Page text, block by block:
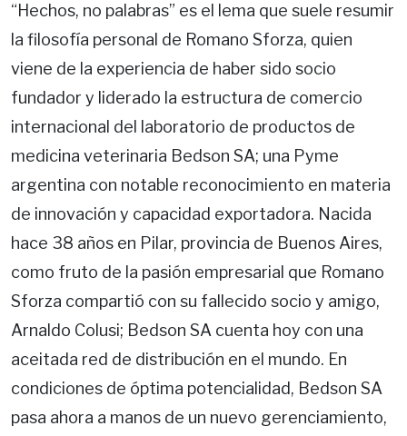
“Hechos, no palabras” es el lema que suele resumir
la filosofía personal de Romano Sforza, quien
viene de la experiencia de haber sido socio
fundador y liderado la estructura de comercio
internacional del laboratorio de productos de
medicina veterinaria Bedson SA; una Pyme
argentina con notable reconocimiento en materia
de innovación y capacidad exportadora. Nacida
hace 38 años en Pilar, provincia de Buenos Aires,
como fruto de la pasión empresarial que Romano
Sforza compartió con su fallecido socio y amigo,
Arnaldo Colusi; Bedson SA cuenta hoy con una
aceitada red de distribución en el mundo. En
condiciones de óptima potencialidad, Bedson SA
pasa ahora a manos de un nuevo gerenciamiento,